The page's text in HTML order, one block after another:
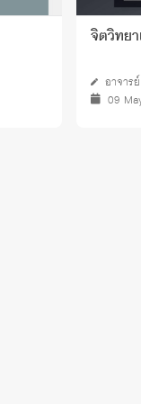
จิตวิทย
อาจาร
09